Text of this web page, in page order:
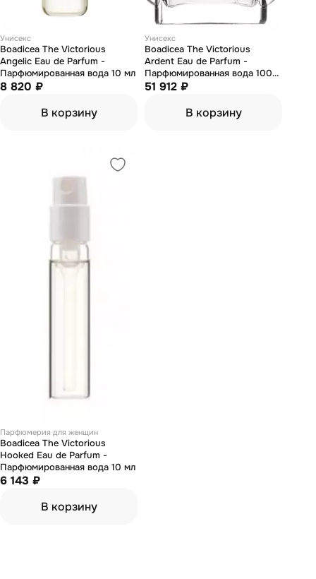
Унисекс
Boadicea The Victorious
Angelic Eau de Parfum -
Парфюмированная вода 10 мл
8 820 ₽
В корзину
Унисекс
Boadicea The Victorious
Ardent Eau de Parfum -
Парфюмированная вода 100
мл (тестер)
51 912 ₽
В корзину
Парфюмерия для женщин
Boadicea The Victorious
Hooked Eau de Parfum -
Парфюмированная вода 10 мл
6 143 ₽
В корзину